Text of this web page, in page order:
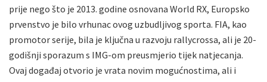
prije nego što je 2013. godine osnovana World RX, Europsko
prvenstvo je bilo vrhunac ovog uzbudljivog sporta. FIA, kao
promotor serije, bila je ključna u razvoju rallycrossa, ali je 20-
godišnji sporazum s IMG-om preusmjerio tijek natjecanja.
Ovaj događaj otvorio je vrata novim mogućnostima, ali i